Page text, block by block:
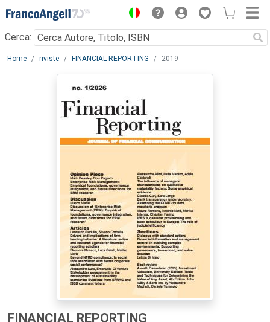
Menu
Cerca:
Main content
Home riviste FINANCIAL REPORTING 2019
FINANCIAL REPORTING